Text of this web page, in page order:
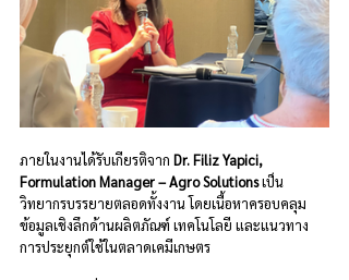
ภายในงานได้รับเกียรติจาก Dr. Filiz Yapici,
Formulation Manager – Agro Solutions เป็น
วิทยากรบรรยายตลอดทั้งงาน โดยเนื้อหาครอบคลุม
ข้อมูลเชิงลึกด้านผลิตภัณฑ์ เทคโนโลยี และแนวทาง
การประยุกต์ใช้ในตลาดเคมีเกษตร